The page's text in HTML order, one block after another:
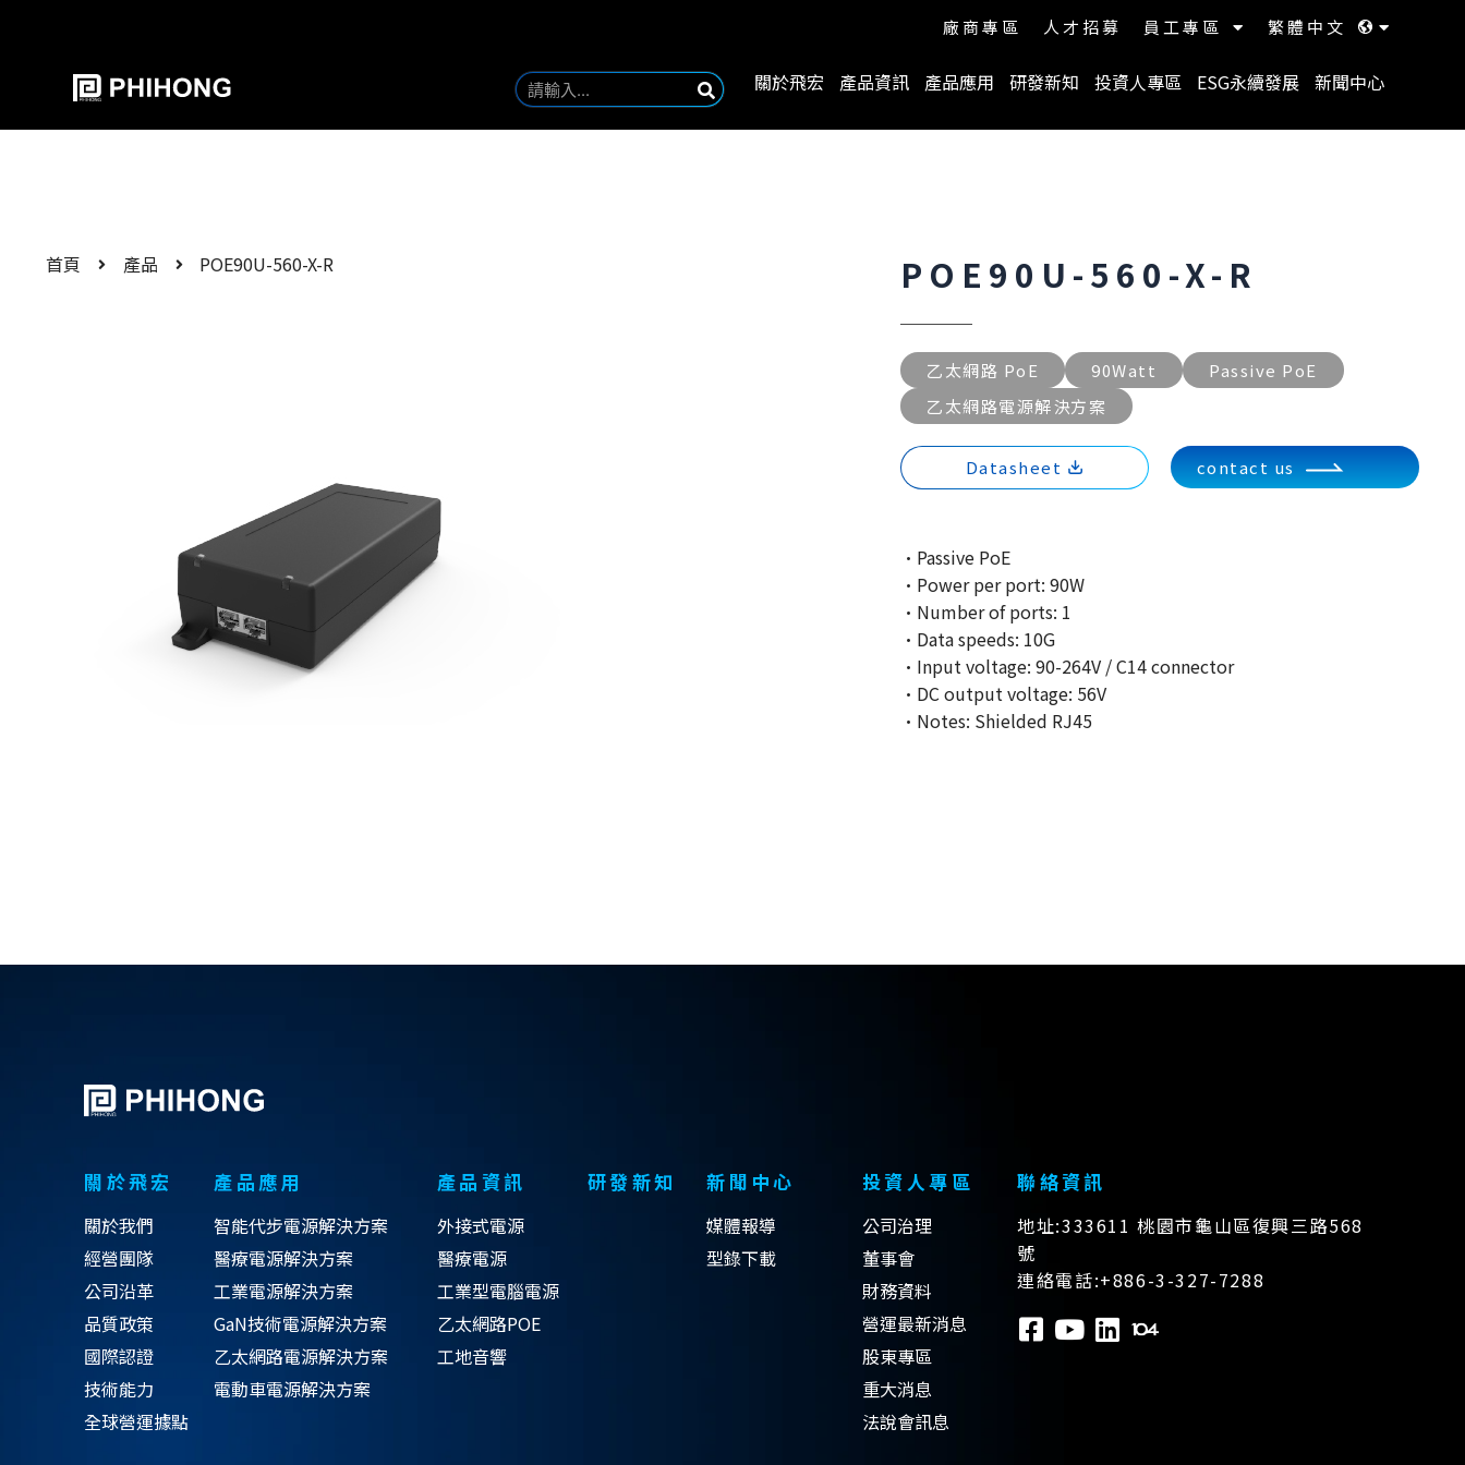
廠商專區 人才招募 員工專區 繁體中文
關於飛宏 產品資訊 產品應用 研發新知 投資人專區 ESG永續發展 新聞中心
首頁 產品 POE90U-560-X-R POE90U-560-X-R
乙太網路 PoE 90Watt
Passive PoE
乙太網路電源解決方案
Datasheet contact us
·Passive PoE
·Power per port: 90W
·Number of ports: 1
·Data speeds: 10G
·Input voltage: 90-264V / C14 connector
·DC output voltage: 56V
·Notes: Shielded RJ45
關於飛宏
關於我們
經營團隊
公司沿革
品質政策
國際認證
技術能力
全球營運據點
產品應用
智能代步電源解決方案
醫療電源解決方案
工業電源解決方案
GaN技術電源解決方案
乙太網路電源解決方案
電動車電源解決方案
產品資訊
外接式電源
醫療電源
工業型電腦電源
乙太網路POE
工地音響
研發新知 新聞中心
媒體報導
型錄下載
投資人專區
公司治理
董事會
財務資料
營運最新消息
股東專區
重大消息
法說會訊息
聯絡資訊
地址:333611 桃園市龜山區復興三路568
號
連絡電話:+886-3-327-7288